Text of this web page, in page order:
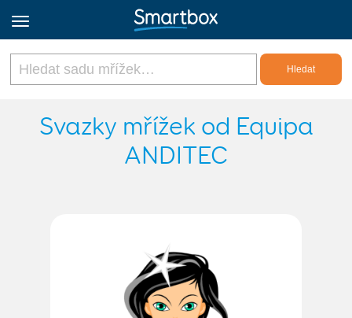
Online Grids
Přihlásit
Czech
Svazky mřížek od Equipa
ANDITEC